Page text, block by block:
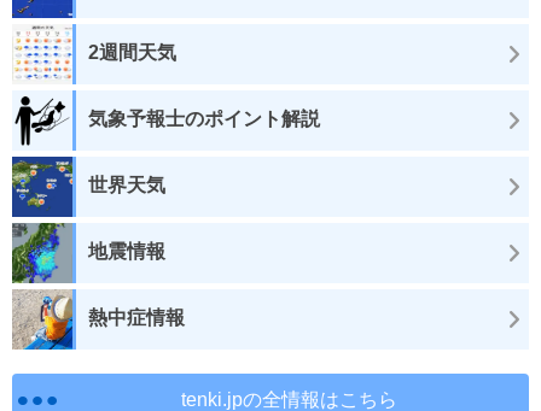
2週間天気
気象予報士のポイント解説
世界天気
地震情報
熱中症情報
tenki.jpの全情報はこちら